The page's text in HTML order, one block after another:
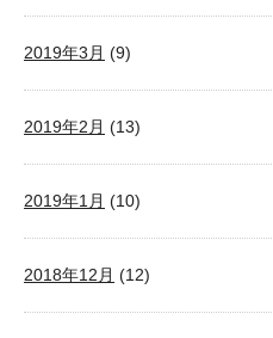
2019年3月 (9)
2019年2月 (13)
2019年1月 (10)
2018年12月 (12)